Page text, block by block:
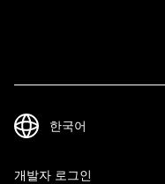
개발자 로그인